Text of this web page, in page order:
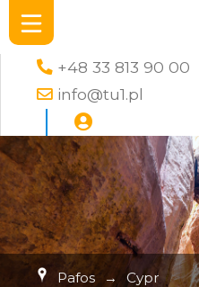
+48 33 813 90 00
info@tu1.pl
Pafos → Cypr